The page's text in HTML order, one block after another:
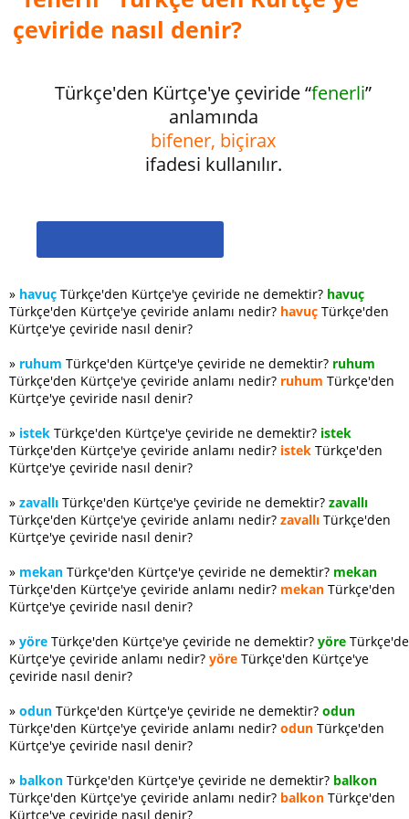
çeviride nasıl denir?
Türkçe'den Kürtçe'ye çeviride “fenerli”
anlamında
bifener, biçirax
ifadesi kullanılır.
» havuç Türkçe'den Kürtçe'ye çeviride ne demektir? havuç
Türkçe'den Kürtçe'ye çeviride anlamı nedir? havuç Türkçe'den
Kürtçe'ye çeviride nasıl denir?
» ruhum Türkçe'den Kürtçe'ye çeviride ne demektir? ruhum
Türkçe'den Kürtçe'ye çeviride anlamı nedir? ruhum Türkçe'den
Kürtçe'ye çeviride nasıl denir?
» istek Türkçe'den Kürtçe'ye çeviride ne demektir? istek
Türkçe'den Kürtçe'ye çeviride anlamı nedir? istek Türkçe'den
Kürtçe'ye çeviride nasıl denir?
» zavallı Türkçe'den Kürtçe'ye çeviride ne demektir? zavallı
Türkçe'den Kürtçe'ye çeviride anlamı nedir? zavallı Türkçe'den
Kürtçe'ye çeviride nasıl denir?
» mekan Türkçe'den Kürtçe'ye çeviride ne demektir? mekan
Türkçe'den Kürtçe'ye çeviride anlamı nedir? mekan Türkçe'den
Kürtçe'ye çeviride nasıl denir?
» yöre Türkçe'den Kürtçe'ye çeviride ne demektir? yöre
Kürtçe'ye çeviride anlamı nedir? yöre Türkçe'den Kürtçe'ye
çeviride nasıl denir?
» odun Türkçe'den Kürtçe'ye çeviride ne demektir? odun
Türkçe'den Kürtçe'ye çeviride anlamı nedir? odun Türkçe'den
Kürtçe'ye çeviride nasıl denir?
» balkon Türkçe'den Kürtçe'ye çeviride ne demektir? balkon
Türkçe'den Kürtçe'ye çeviride anlamı nedir? balkon Türkçe'den
Kürtçe'ye çeviride nasıl denir?